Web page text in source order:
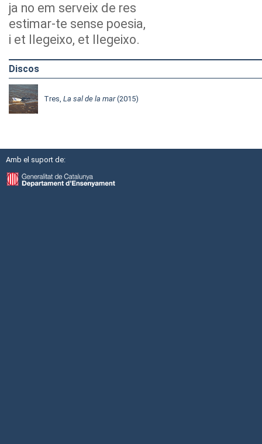
ja no em serveix de res
estimar-te sense poesia,
i et llegeixo, et llegeixo.
Discos
Tres, La sal de la mar(2015)
Amb el suport de: